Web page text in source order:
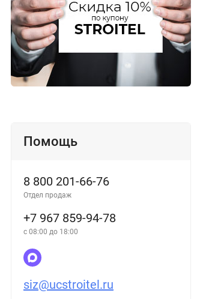
Удостоверение о проверке знаний
требований охраны труда (бланк)
Помощь
8 800 201-66-76
Отдел продаж
+7 967 859-94-78
с 08:00 до 18:00
siz@ucstroitel.ru